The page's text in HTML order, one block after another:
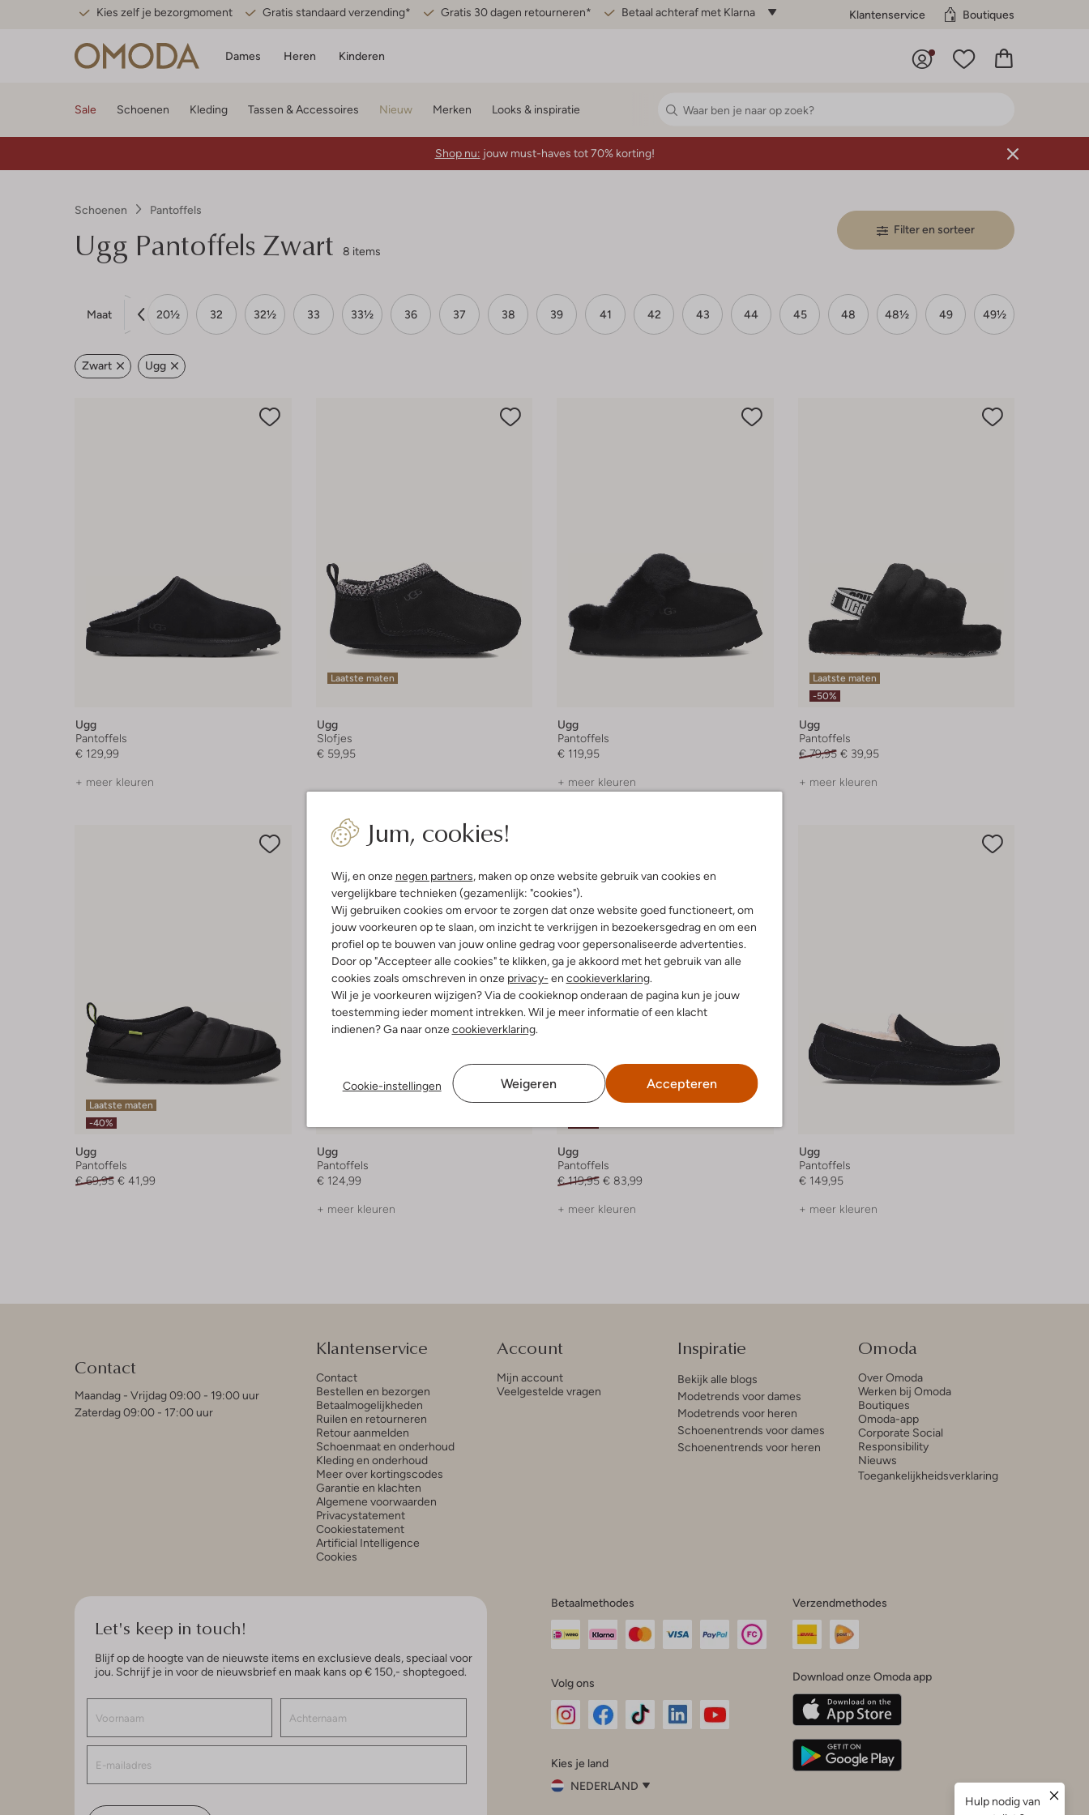
Kies zelf je bezorgmoment Gratis standaard verzending* Gratis 30 dagen retourneren* Betaal achteraf met Klarna Klantenservice Boutiques
Dames Heren Kinderen
Jum, cookies!
Wij, en onze negen partners, maken op onze website gebruik van cookies en
vergelijkbare technieken (gezamenlijk: "cookies").
Wij gebruiken cookies om ervoor te zorgen dat onze website goed functioneert, om
jouw voorkeuren op te slaan, om inzicht te verkrijgen in bezoekersgedrag en om een
profiel op te bouwen van jouw online gedrag voor gepersonaliseerde advertenties.
Door op "Accepteer alle cookies" te klikken, ga je akkoord met het gebruik van alle
cookies zoals omschreven in onze privacy- en cookieverklaring.
Wil je je voorkeuren wijzigen? Via de cookieknop onderaan de pagina kun je jouw
toestemming ieder moment intrekken. Wil je meer informatie of een klacht
indienen? Ga naar onzecookieverklaring.
Cookie-instellingen Weigeren Accepteren
Sale Schoenen Kleding Tassen & Accessoires Nieuw Merken Looks & inspiratie
Shop nu: jouw must-haves tot 70% korting!
Schoenen Pantoffels
Ugg Pantoffels Zwart 8 items
Filter en sorteer
Maat 20½ 32 32½ 33 33½ 36 37 38 39 41 42 43 44 45 48 48½ 49 49½
Zwart Ugg
Ugg
Pantoffels
€ 129,99
+ meer kleuren
Laatste maten
Ugg
Slofjes
€ 59,95
Ugg
Pantoffels
€ 119,95
+ meer kleuren
Laatste maten
-50%
Ugg
Pantoffels
€ 79,95 € 39,95
+ meer kleuren
Laatste maten
-40%
Ugg
Pantoffels
€ 69,95 € 41,99
Ugg
Pantoffels
€ 124,99
+ meer kleuren
Laatste maten
Ugg
Pantoffels
€ 119,95 € 83,99
+ meer kleuren
Ugg
Pantoffels
€ 149,95
+ meer kleuren
Contact
Maandag - Vrijdag 09:00 - 19:00 uur
Zaterdag 09:00 - 17:00 uur
Klantenservice
Contact
Bestellen en bezorgen
Betaalmogelijkheden
Ruilen en retourneren
Retour aanmelden
Schoenmaat en onderhoud
Kleding en onderhoud
Meer over kortingscodes
Garantie en klachten
Algemene voorwaarden
Privacystatement
Cookiestatement
Artificial Intelligence
Cookies
Account
Mijn account
Veelgestelde vragen
Inspiratie
Bekijk alle blogs
Modetrends voor dames
Modetrends voor heren
Schoenentrends voor dames
Schoenentrends voor heren
Omoda
Over Omoda
Werken bij Omoda
Boutiques
Omoda-app
Corporate Social
Responsibility
Nieuws
Toegankelijkheidsverklaring
Let's keep in touch!
Blijf op de hoogte van de nieuwste items en exclusieve deals, speciaal voor
jou. Schrijf je in voor de nieuwsbrief en maak kans op € 150,- shoptegoed.
Betaalmethodes
Volg ons
InstagramFacebook
Kies je land
NEDERLAND
Verzendmethodes
Download onze Omoda app